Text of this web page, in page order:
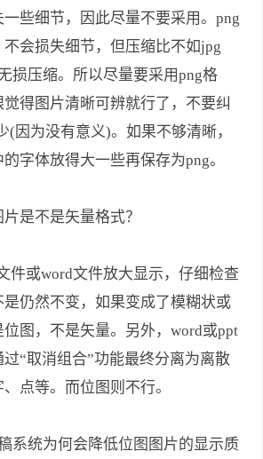
些细节，因此尽量不要采用。png
会损失细节，但压缩比不如jpg
损压缩。所以尽量要采用png格
得图片清晰可辨就行了，不要纠
(因为没有意义)。如果不够清晰，
字体放得大一些再保存为png。
是不是矢量格式？
或word文件放大显示，仔细检查
仍然不变，如果变成了模糊状或
图，不是矢量。另外，word或ppt
“取消组合”功能最终分离为离散
点等。而位图则不行。
系统为何会降低位图图片的显示质